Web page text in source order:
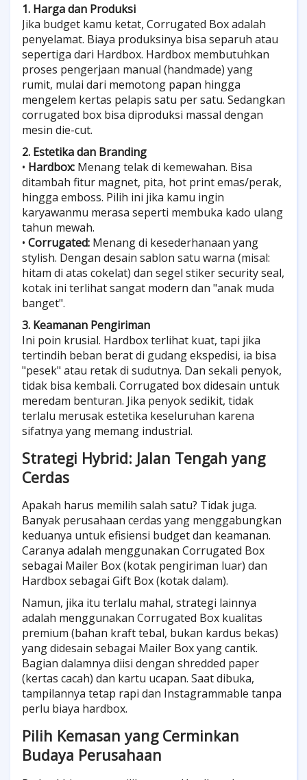
1. Harga dan Produksi
Jika budget kamu ketat, Corrugated Box adalah
penyelamat. Biaya produksinya bisa separuh atau
sepertiga dari Hardbox. Hardbox membutuhkan
proses pengerjaan manual (handmade) yang
rumit, mulai dari memotong papan hingga
mengelem kertas pelapis satu per satu. Sedangkan
corrugated box bisa diproduksi massal dengan
mesin die-cut.
2. Estetika dan Branding
• Hardbox: Menang telak di kemewahan. Bisa
ditambah fitur magnet, pita, hot print emas/perak,
hingga emboss. Pilih ini jika kamu ingin
karyawanmu merasa seperti membuka kado ulang
tahun mewah.
• Corrugated: Menang di kesederhanaan yang
stylish. Dengan desain sablon satu warna (misal:
hitam di atas cokelat) dan segel stiker security seal,
kotak ini terlihat sangat modern dan "anak muda
banget".
3. Keamanan Pengiriman
Ini poin krusial. Hardbox terlihat kuat, tapi jika
tertindih beban berat di gudang ekspedisi, ia bisa
"pesek" atau retak di sudutnya. Dan sekali penyok,
tidak bisa kembali. Corrugated box didesain untuk
meredam benturan. Jika penyok sedikit, tidak
terlalu merusak estetika keseluruhan karena
sifatnya yang memang industrial.
Strategi Hybrid: Jalan Tengah yang
Cerdas
Apakah harus memilih salah satu? Tidak juga.
Banyak perusahaan cerdas yang menggabungkan
keduanya untuk efisiensi budget dan keamanan.
Caranya adalah menggunakan Corrugated Box
sebagai Mailer Box (kotak pengiriman luar) dan
Hardbox sebagai Gift Box (kotak dalam).
Namun, jika itu terlalu mahal, strategi lainnya
adalah menggunakan Corrugated Box kualitas
premium (bahan kraft tebal, bukan kardus bekas)
yang didesain sebagai Mailer Box yang cantik.
Bagian dalamnya diisi dengan shredded paper
(kertas cacah) dan kartu ucapan. Saat dibuka,
tampilannya tetap rapi dan Instagrammable tanpa
perlu biaya hardbox.
Pilih Kemasan yang Cerminkan
Budaya Perusahaan